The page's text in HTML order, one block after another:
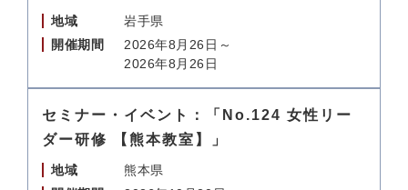
地域
岩手県
開催期間
2026年8月26日～
2026年8月26日
セミナー・イベント：「No.124 女性リー
ダー研修 【熊本教室】」
地域
熊本県